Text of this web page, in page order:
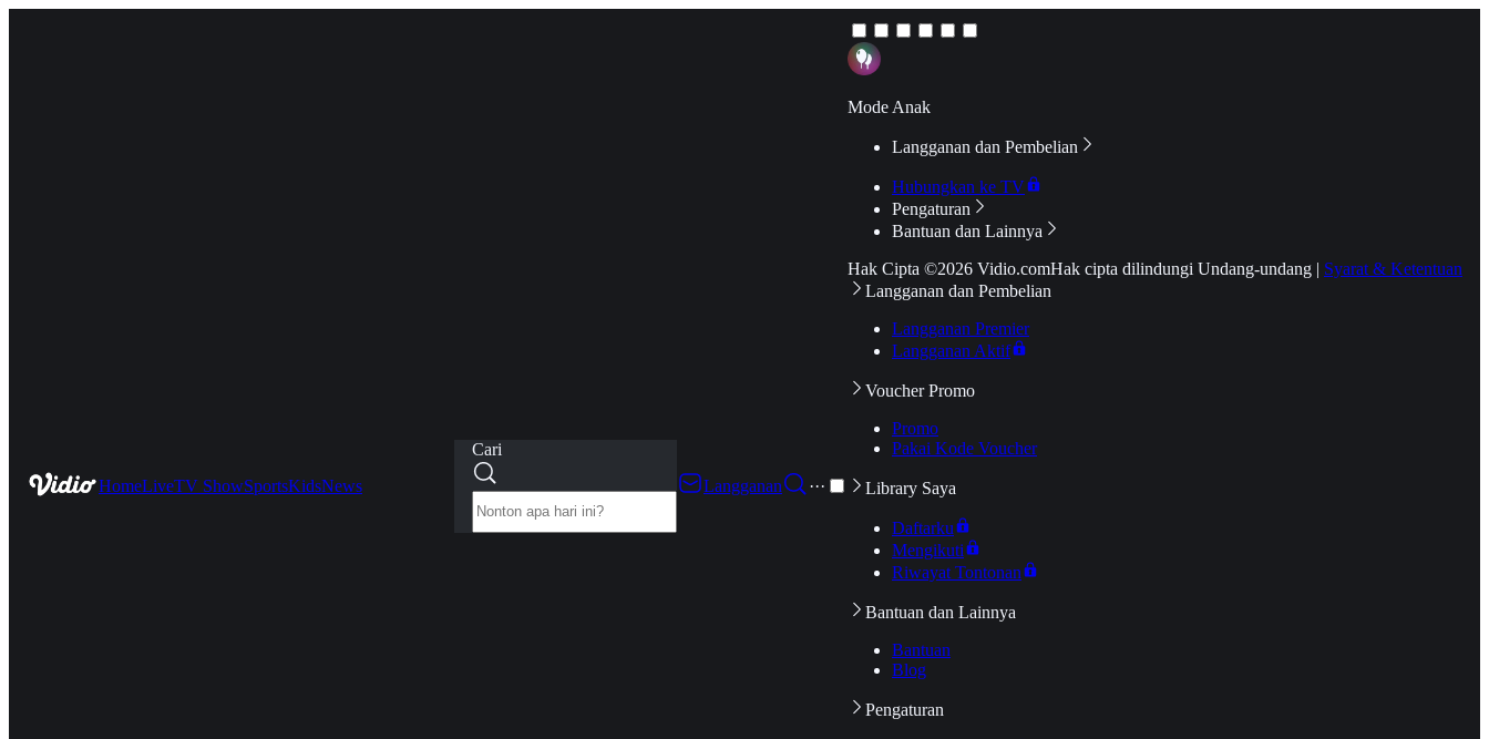
HomeLiveTV ShowSportsKidsNews
Cari
Langganan
···
Mode Anak
Langganan dan Pembelian
Hubungkan ke TV
Pengaturan
Bantuan dan Lainnya
Hak Cipta ©2026 Vidio.comHak cipta dilindungi Undang-undang | Syarat & Ketentuan
Langganan dan Pembelian
Langganan Premier
Langganan Aktif
Voucher Promo
Promo
Pakai Kode Voucher
Library Saya
Daftarku
Mengikuti
Riwayat Tontonan
Bantuan dan Lainnya
Bantuan
Blog
Pengaturan